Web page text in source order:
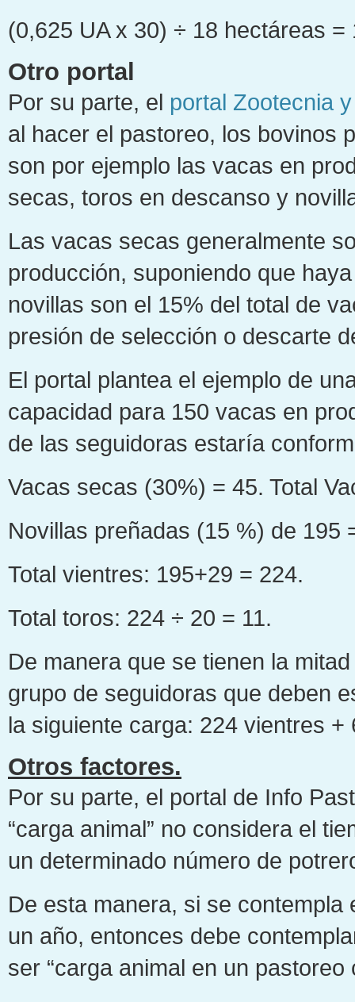
(0,625 UA x 30) ÷ 18 hectáreas =
Otro portal
Por su parte, el portal Zootecnia
al hacer el pastoreo, los bovinos
son por ejemplo las vacas en
secas, toros en descanso y
Las vacas secas generalmente
producción, suponiendo que
novillas son el 15% del total de
presión de selección o descarte
El portal plantea el ejemplo de
capacidad para 150 vacas en
de las seguidoras estaría
Vacas secas (30%) = 45. Total
Novillas preñadas (15 %) de 195
Total vientres: 195+29 = 224.
Total toros: 224 ÷ 20 = 11.
De manera que se tienen la
grupo de seguidoras que deben
la siguiente carga: 224 vientres +
Otros factores.
Por su parte, el portal de Info
“carga animal” no considera el
un determinado número de
De esta manera, si se
un año, entonces debe
ser “carga animal en un pastoreo